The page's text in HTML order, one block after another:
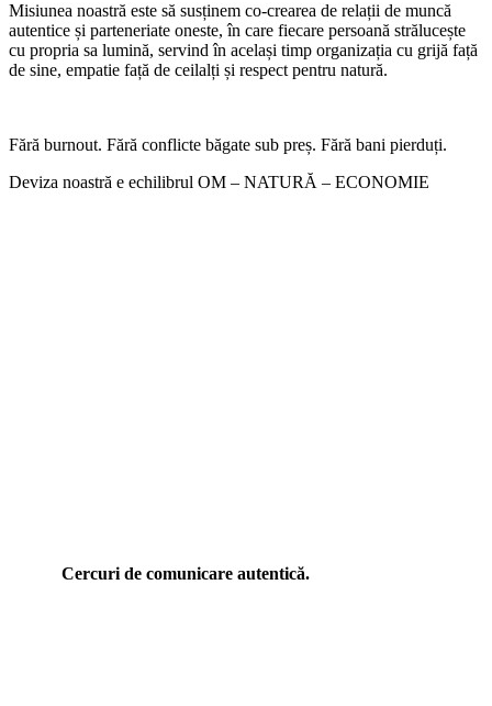
Misiunea noastră este să susținem co-crearea de relații de muncă
autentice și parteneriate oneste, în care fiecare persoană strălucește
cu propria sa lumină, servind în același timp organizația cu grijă față
de sine, empatie față de ceilalți și respect pentru natură.
Fără burnout. Fără conflicte băgate sub preș. Fără bani pierduți.
Deviza noastră e echilibrul OM – NATURĂ – ECONOMIE
Cercuri de comunicare autentică.